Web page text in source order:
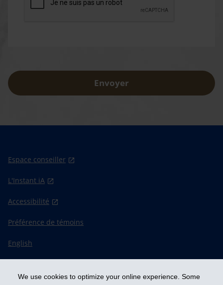
We use cookies to optimize your online experience. Some
Envoyer
Espace conseiller
L'Instant iA
Accessibilité
Préférence de témoins
English